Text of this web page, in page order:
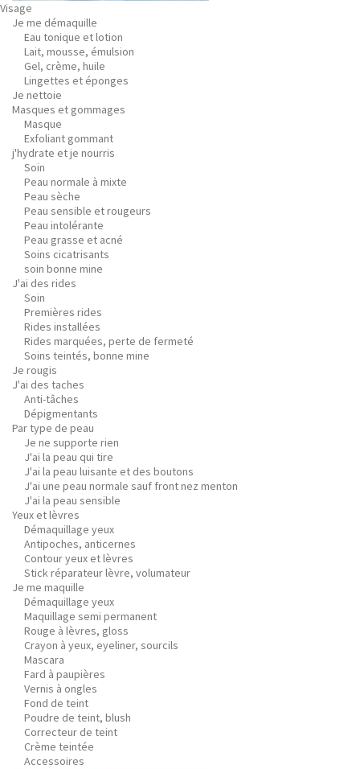
Visage
Je me démaquille
Eau tonique et lotion
Lait, mousse, émulsion
Gel, crème, huile
Lingettes et éponges
Je nettoie
Masques et gommages
Masque
Exfoliant gommant
j'hydrate et je nourris
Soin
Peau normale à mixte
Peau sèche
Peau sensible et rougeurs
Peau intolérante
Peau grasse et acné
Soins cicatrisants
soin bonne mine
J'ai des rides
Soin
Premières rides
Rides installées
Rides marquées, perte de fermeté
Soins teintés, bonne mine
Je rougis
J'ai des taches
Anti-tâches
Dépigmentants
Par type de peau
Je ne supporte rien
J'ai la peau qui tire
J'ai la peau luisante et des boutons
J'ai une peau normale sauf front nez menton
J'ai la peau sensible
Yeux et lèvres
Démaquillage yeux
Antipoches, anticernes
Contour yeux et lèvres
Stick réparateur lèvre, volumateur
Je me maquille
Démaquillage yeux
Maquillage semi permanent
Rouge à lèvres, gloss
Crayon à yeux, eyeliner, sourcils
Mascara
Fard à paupières
Vernis à ongles
Fond de teint
Poudre de teint, blush
Correcteur de teint
Crème teintée
Accessoires